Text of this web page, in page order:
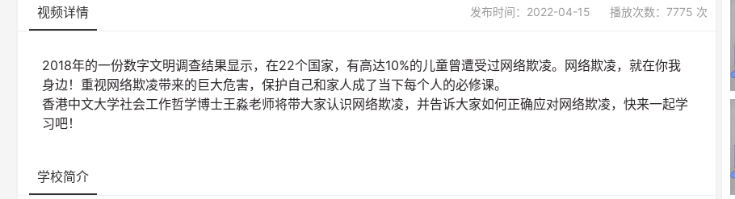
视频详情 发布时间：2022-04-15 播放次数：7775 次
2018年的一份数字文明调查结果显示，在22个国家，有高达10%的儿童曾遭受过网络欺凌。网络欺凌，就在你我
身边！重视网络欺凌带来的巨大危害，保护自己和家人成了当下每个人的必修课。
香港中文大学社会工作哲学博士王淼老师将带大家认识网络欺凌，并告诉大家如何正确应对网络欺凌，快来一起学
习吧！
学校简介